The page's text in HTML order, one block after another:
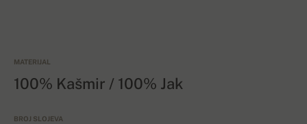
MATERIJAL
100% Kašmir / 100% Jak
BROJ SLOJEVA